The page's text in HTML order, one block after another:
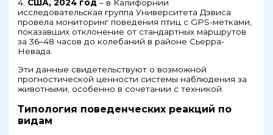
4. США, 2024 год – в Калифорнии
исследовательская группа Университета Дэвиса
провела мониторинг поведения птиц с GPS-метками,
показавших отклонение от стандартных маршрутов
за 36–48 часов до колебаний в районе Сьерра-
Невада.
Эти данные свидетельствуют о возможной
прогностической ценности системы наблюдения за
животными, особенно в сочетании с техникой.
Типология поведенческих реакций по
видам